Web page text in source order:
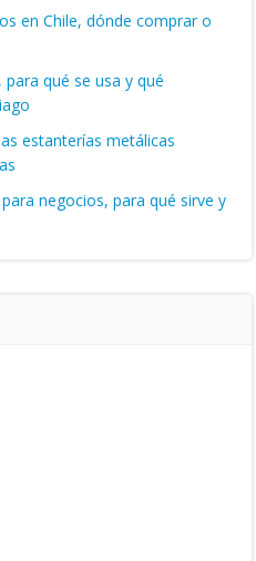
en Chile, dónde comprar o
qué se usa y qué
estanterías metálicas
negocios, para qué sirve y